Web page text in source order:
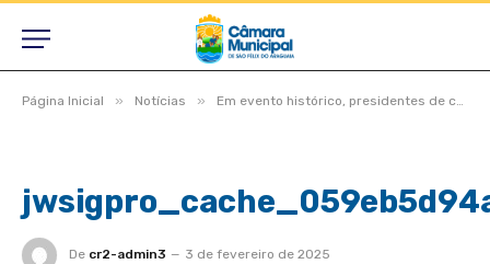
Página Inicial » Notícias » Em evento histórico, presidentes de câmaras lotam auditório do TCE-MT para primeira edição do Interage 2023
De cr2-admin3 3 de fevereiro de 2025